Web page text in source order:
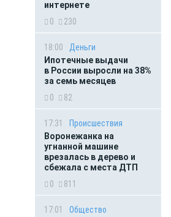
интернете
0
230
18:00
Деньги
Ипотечные выдачи
в России выросли на 38%
за семь месяцев
0
82
17:31
Происшествия
Воронежанка на
угнанной машине
врезалась в дерево и
сбежала с места ДТП
0
811
17:01
Общество